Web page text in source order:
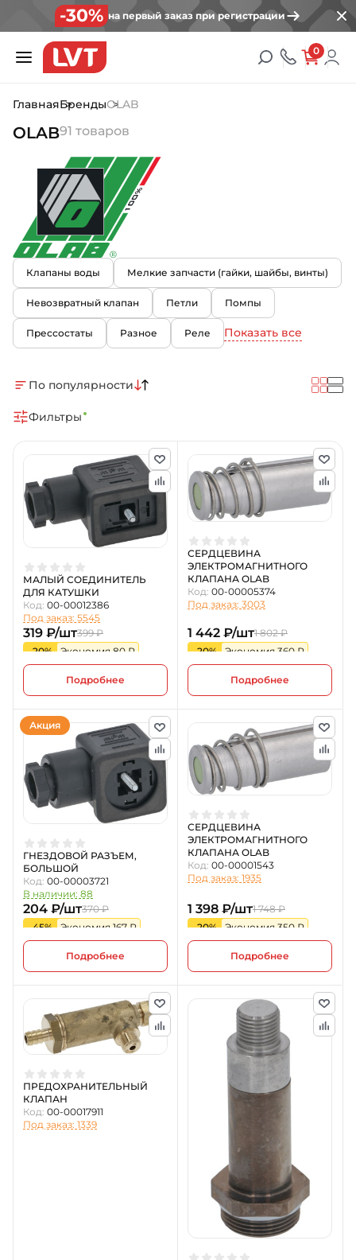
-30% на первый заказ при регистрации
0
ГлавнаяБрендыOLAB
OLAB91 товаров
Клапаны воды Мелкие запчасти (гайки, шайбы, винты)
Невозвратный клапан Петли Помпы
Прессостаты Разное Реле Показать все
По популярности
Фильтры
МАЛЫЙ СОЕДИНИТЕЛЬ
ДЛЯ КАТУШКИ
Код: 00-00012386
Под заказ: 5545
319 ₽/шт399 ₽
-20%
Экономия 80 ₽
Подробнее
СЕРДЦЕВИНА
ЭЛЕКТРОМАГНИТНОГО
КЛАПАНА OLAB
Код: 00-00005374
Под заказ: 3003
1 442 ₽/шт1 802 ₽
-20%
Экономия 360 ₽
Подробнее
ГНЕЗДОВОЙ РАЗЪЕМ,
БОЛЬШОЙ
Код: 00-00003721
В наличии: 88
204 ₽/шт370 ₽
-45%
Экономия 167 ₽
Подробнее
Акция
СЕРДЦЕВИНА
ЭЛЕКТРОМАГНИТНОГО
КЛАПАНА OLAB
Код: 00-00001543
Под заказ: 1935
1 398 ₽/шт1 748 ₽
-20%
Экономия 350 ₽
Подробнее
ПРЕДОХРАНИТЕЛЬНЫЙ
КЛАПАН
Код: 00-00017911
Под заказ: 1339